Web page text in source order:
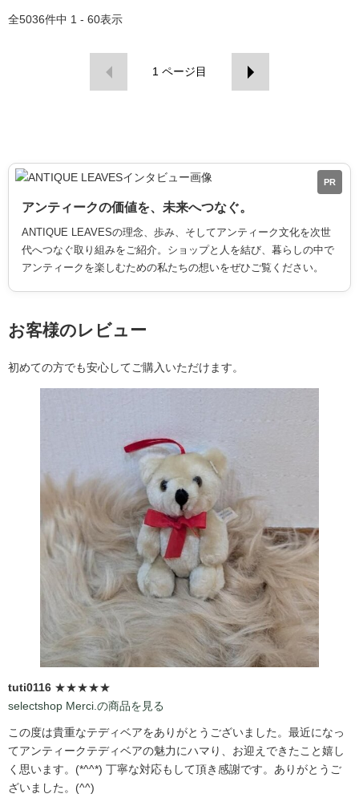
全5036件中 1 - 60表示
1 ページ目
PR
アンティークの価値を、未来へつなぐ。
ANTIQUE LEAVESの理念、歩み、そしてアンティーク文化を次世
代へつなぐ取り組みをご紹介。ショップと人を結び、暮らしの中で
アンティークを楽しむための私たちの想いをぜひご覧ください。
お客様のレビュー
初めての方でも安心してご購入いただけます。
tuti0116 ★★★★★
selectshop Merci.の商品を見る
この度は貴重なテディベアをありがとうございました。最近になっ
てアンティークテディベアの魅力にハマり、お迎えできたこと嬉し
く思います。(*^^*) 丁寧な対応もして頂き感謝です。ありがとうご
ざいました。(^^)